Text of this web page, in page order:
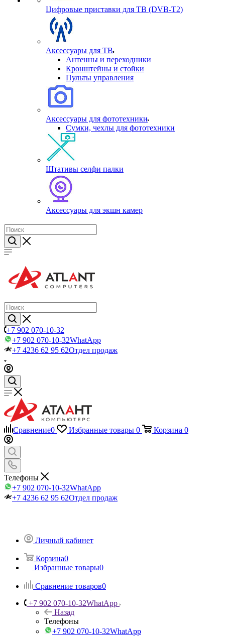
Цифровые приставки для ТВ (DVB-T2)
Аксессуары для ТВ
Антенны и переходники
Кронштейны и стойки
Пульты управления
Аксессуары для фототехники
Сумки, чехлы для фототехники
Штативы селфи палки
Аксессуары для экшн камер
+7 902 070-10-32
+7 902 070-10-32WhatApp
+7 4236 62 95 62Отдел продаж
Сравнение0 Избранные товары 0 Корзина 0
Телефоны
+7 902 070-10-32WhatApp
+7 4236 62 95 62Отдел продаж
Личный кабинет
Корзина0
Избранные товары0
Сравнение товаров0
+7 902 070-10-32WhatApp
Назад
Телефоны
+7 902 070-10-32WhatApp